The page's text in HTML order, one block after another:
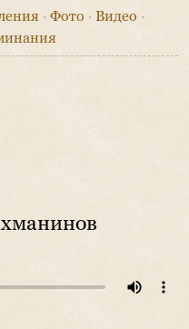
· Фото · Видео ·